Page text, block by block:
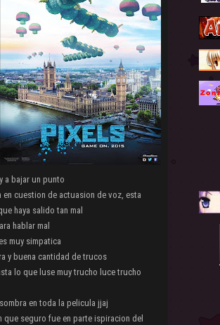
a bajar un punto
cuestion de actuasion de voz, esta
haya salido tan mal
hablar mal
muy simpatica
y buena cantidad de trucos
lo que luse muy trucho luce trucho
en toda la pelicula jjaj
seguro fue en parte ispiracion del